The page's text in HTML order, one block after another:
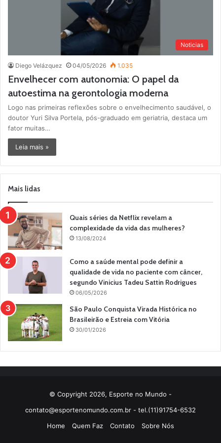
Noticias
Diego Velázquez 04/05/2026 1.035
Envelhecer com autonomia: O papel da
autoestima na gerontologia moderna
Logo nas primeiras reflexões sobre o envelhecimento saudável, o
doutor Yuri Silva Portela, pós-graduado em geriatria, destaca um
fator muitas…
Leia mais »
Mais lidas
Quais séries da Netflix revelam a
complexidade da vida das mulheres?
13/08/2024
Como a saúde mental pode definir a
qualidade de vida no paciente com câncer,
segundo Vinicius Tadeu Sattin Rodrigues
06/05/2026
São Paulo Conquista Virada Histórica no
Brasileirão e Estreia com Vitória
30/01/2026
© Copyright 2026, Esporte no Mundo -
contato@esportenomundo.com.br - tel.(11)91754-6532
Home
Quem Faz Contato Sobre Nós